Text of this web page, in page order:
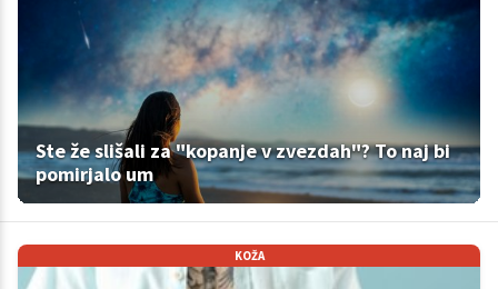
Ste že slišali za "kopanje v zvezdah"? To naj bi
pomirjalo um
KOŽA